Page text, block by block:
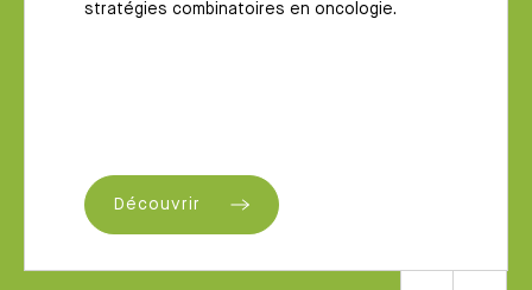
stratégies combinatoires en oncologie.
Découvrir